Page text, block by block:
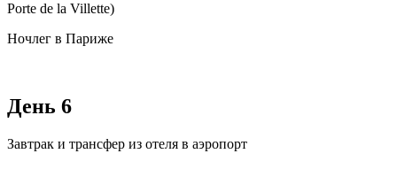
Porte de la Villette)
Ночлег в Париже
День 6
Завтрак и трансфер из отеля в аэропорт